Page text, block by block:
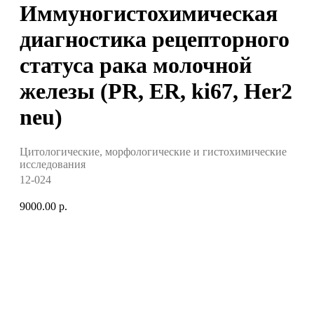
Иммуногистохимическая
диагностика рецепторного
статуса рака молочной
железы (PR, ER, ki67, Her2
neu)
Цитологические, морфологические и гистохимические
исследования
12-024
9000.00 р.